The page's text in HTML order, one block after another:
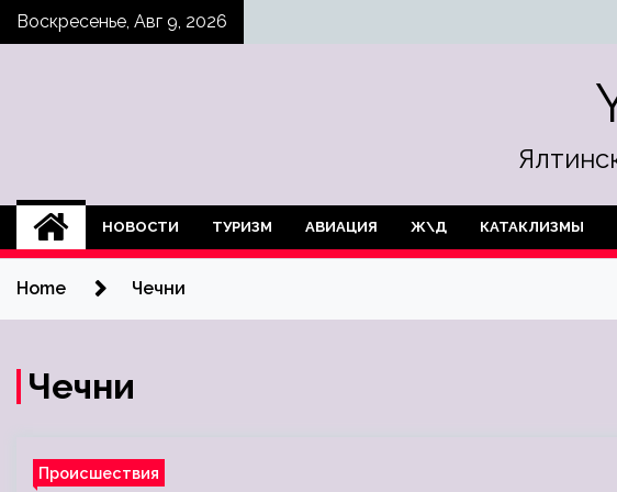
SkipВоскресенье, Авг 9, 2026
НОВОСТИ ТУРИЗМ АВИАЦИЯ Ж\Д КАТАКЛИЗМЫ
Home Чечни
Чечни
Происшествия